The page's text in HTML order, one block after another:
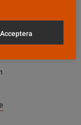
Acceptera